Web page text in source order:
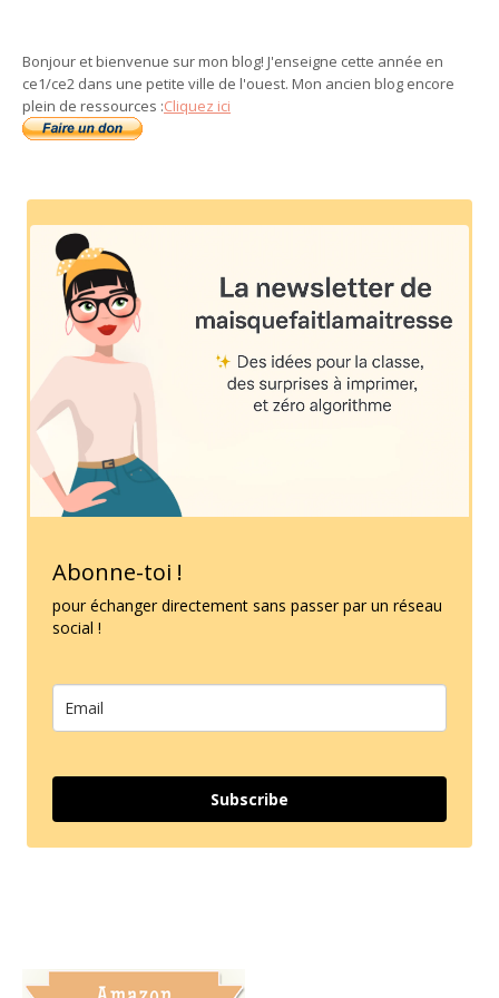
Bonjour et bienvenue sur mon blog! J'enseigne cette année en
ce1/ce2 dans une petite ville de l'ouest. Mon ancien blog encore
plein de ressources :Cliquez ici
Abonne-toi !
pour échanger directement sans passer par un réseau
social !
Subscribe